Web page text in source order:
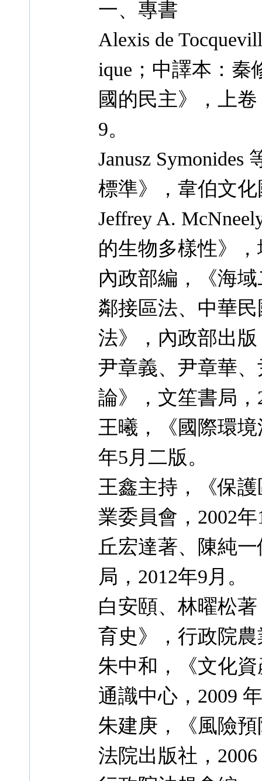
一、專書
Alexis de
ique；中譯本：秦
國的民主》，上
9。
Janusz
標準》，韋伯文
Jeffrey A.
的生物多樣性》
內政部編，《海
鄰接區法、中華
法》，內政部出版
尹章義、尹章華
論》，文笙書局，
王曦，《國際環
年5月二版。
王鑫主持，《保
業委員會，2002
丘宏達著、陳純
局，2012年9月。
白安頤、林曜松
育史》，行政院
朱中和，《文化
通識中心，2009
朱建庚，《風險
法院出版社，